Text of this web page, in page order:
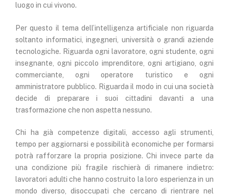
luogo in cui vivono.
Per questo il tema dell’intelligenza artificiale non riguarda
soltanto informatici, ingegneri, università o grandi aziende
tecnologiche. Riguarda ogni lavoratore, ogni studente, ogni
insegnante, ogni piccolo imprenditore, ogni artigiano, ogni
commerciante, ogni operatore turistico e ogni
amministratore pubblico. Riguarda il modo in cui una società
decide di preparare i suoi cittadini davanti a una
trasformazione che non aspetta nessuno.
Chi ha già competenze digitali, accesso agli strumenti,
tempo per aggiornarsi e possibilità economiche per formarsi
potrà rafforzare la propria posizione. Chi invece parte da
una condizione più fragile rischierà di rimanere indietro:
lavoratori adulti che hanno costruito la loro esperienza in un
mondo diverso, disoccupati che cercano di rientrare nel